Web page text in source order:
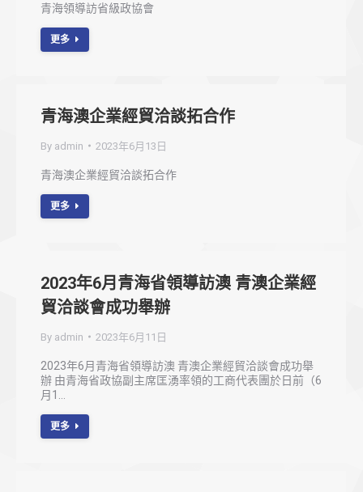
青海領導訪省級政協會
更多
青海澳企業經貿洽談拓合作
By admin 2023年6月13日
青海澳企業經貿洽談拓合作
更多
2023年6月青海省領導訪澳 青澳企業經
貿洽談會成功舉辦
By admin 2023年6月11日
2023年6月青海省領導訪澳 青澳企業經貿洽談會成功舉
辦 由青海省政協副主席匡湧率領的工商代表團於日前（6
月1…
更多